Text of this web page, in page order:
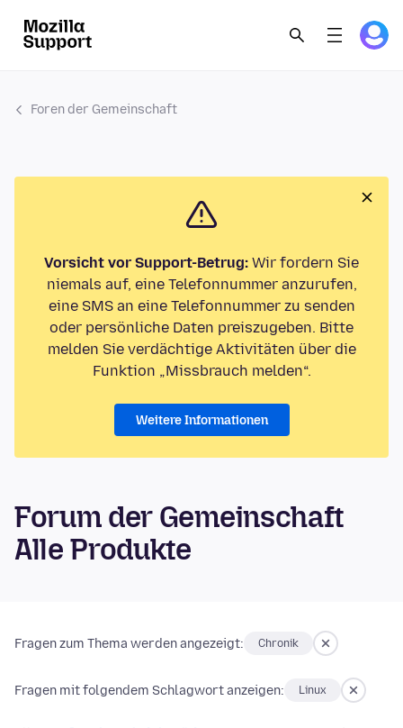
Foren der Gemeinschaft
Vorsicht vor Support-Betrug: Wir fordern Sie
niemals auf, eine Telefonnummer anzurufen,
eine SMS an eine Telefonnummer zu senden
oder persönliche Daten preiszugeben. Bitte
melden Sie verdächtige Aktivitäten über die
Funktion „Missbrauch melden“.
Weitere Informationen
Forum der Gemeinschaft
Alle Produkte
Fragen zum Thema werden angezeigt: Chronik
Fragen mit folgendem Schlagwort anzeigen: Linux